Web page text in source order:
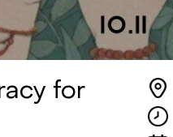
for